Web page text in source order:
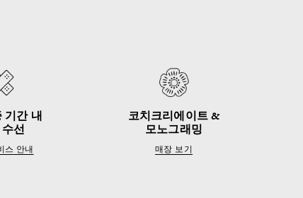
기간 내
선
스 안내
코치크리에이트 &
모노그래밍
매장 보기